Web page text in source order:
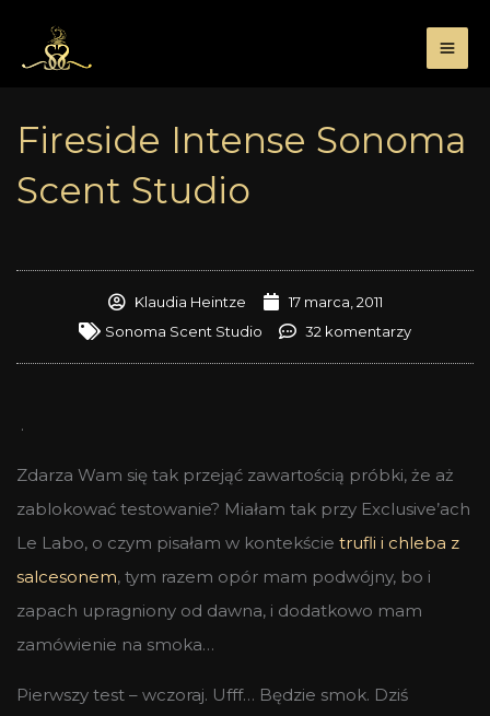
treści
Fireside Intense Sonoma
Scent Studio
Klaudia Heintze
17 marca, 2011
Sonoma Scent Studio
32 komentarzy
.
Zdarza Wam się tak przejąć zawartością próbki, że aż
zablokować testowanie? Miałam tak przy Exclusive’ach
Le Labo, o czym pisałam w kontekście trufli i chleba z
salcesonem, tym razem opór mam podwójny, bo i
zapach upragniony od dawna, i dodatkowo mam
zamówienie na smoka…
Pierwszy test – wczoraj. Ufff… Będzie smok. Dziś